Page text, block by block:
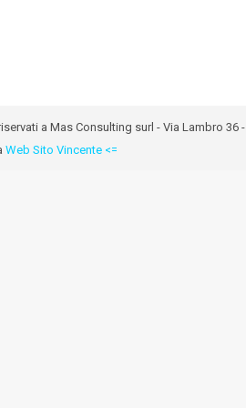
a Mas Consulting surl - Via Lambro 36 -
Web Sito Vincente <=